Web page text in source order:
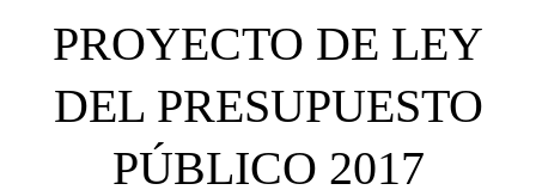
PROYECTO DE LEY
DEL PRESUPUESTO
PÚBLICO 2017